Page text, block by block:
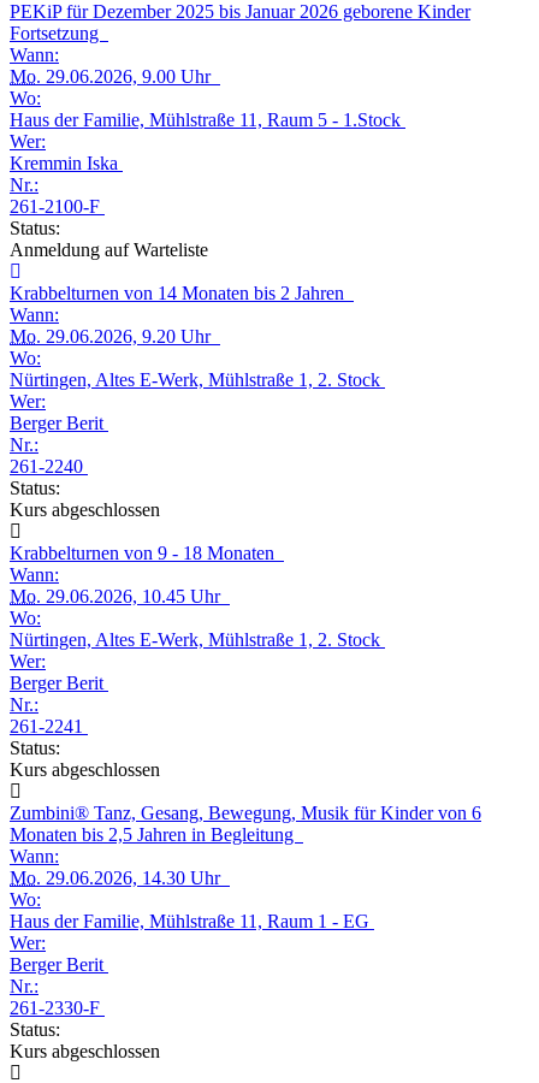
PEKiP für Dezember 2025 bis Januar 2026 geborene Kinder
Fortsetzung
Wann:
Mo. 29.06.2026, 9.00 Uhr
Wo:
Haus der Familie, Mühlstraße 11, Raum 5 - 1.Stock
Wer:
Kremmin Iska
Nr.:
261-2100-F
Status:
Anmeldung auf Warteliste
Krabbelturnen von 14 Monaten bis 2 Jahren
Wann:
Mo. 29.06.2026, 9.20 Uhr
Wo:
Nürtingen, Altes E-Werk, Mühlstraße 1, 2. Stock
Wer:
Berger Berit
Nr.:
261-2240
Status:
Kurs abgeschlossen
Krabbelturnen von 9 - 18 Monaten
Wann:
Mo. 29.06.2026, 10.45 Uhr
Wo:
Nürtingen, Altes E-Werk, Mühlstraße 1, 2. Stock
Wer:
Berger Berit
Nr.:
261-2241
Status:
Kurs abgeschlossen
Zumbini® Tanz, Gesang, Bewegung, Musik für Kinder von 6
Monaten bis 2,5 Jahren in Begleitung
Wann:
Mo. 29.06.2026, 14.30 Uhr
Wo:
Haus der Familie, Mühlstraße 11, Raum 1 - EG
Wer:
Berger Berit
Nr.:
261-2330-F
Status:
Kurs abgeschlossen